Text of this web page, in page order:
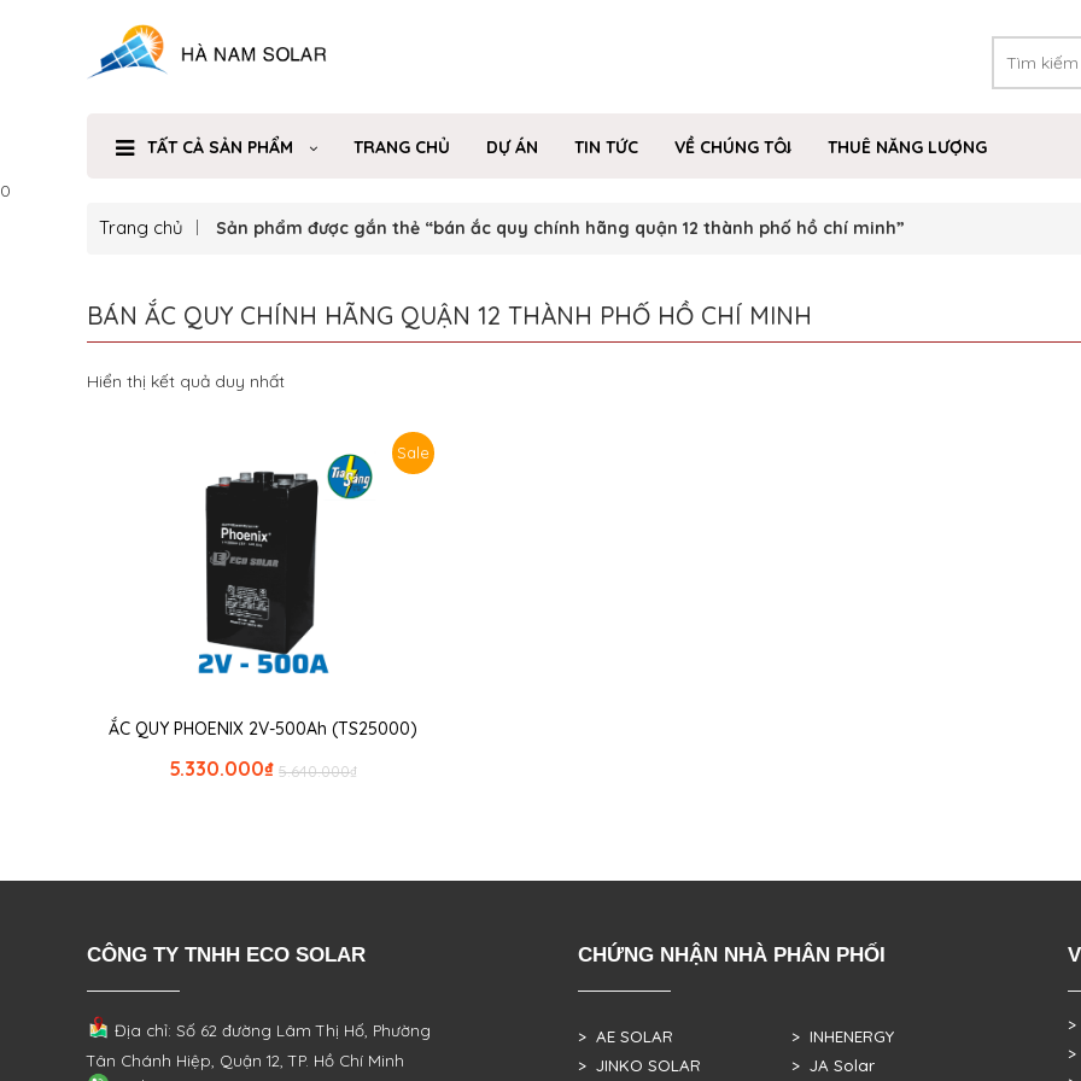
TẤT CẢ SẢN PHẨM TRANG CHỦ DỰ ÁN TIN TỨC VỀ CHÚNG TÔI
THUÊ NĂNG LƯỢNG
0
Trang chủ Sản phẩm được gắn thẻ “bán ắc quy chính hãng quận 12 thành phố hồ chí minh”
BÁN ẮC QUY CHÍNH HÃNG QUẬN 12 THÀNH PHỐ HỒ CHÍ MINH
Hiển thị kết quả duy nhất
Sale
ẮC QUY PHOENIX 2V-500Ah (TS25000)
₫
5.640.000
₫
5.330.000
CÔNG TY TNHH ECO SOLAR
Địa chỉ: Số 62 đường Lâm Thị Hố, Phường
Tân Chánh Hiệp, Quận 12, TP. Hồ Chí Minh
CHỨNG NHẬN NHÀ PHÂN PHỐI
> AE SOLAR
> JINKO SOLAR
> INHENERGY
> JA Solar
>